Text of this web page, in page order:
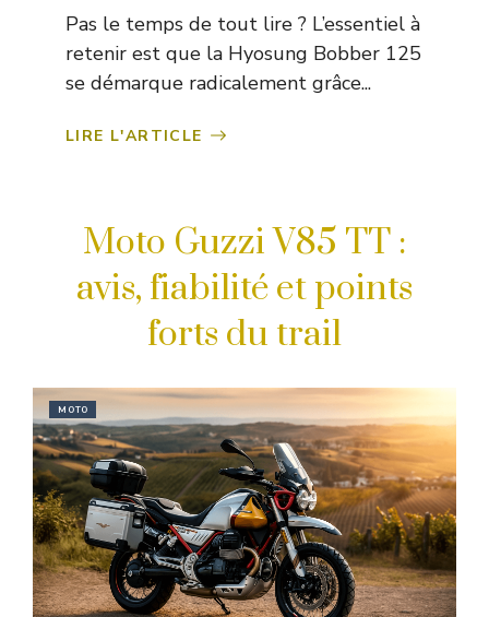
Pas le temps de tout lire ? L’essentiel à
retenir est que la Hyosung Bobber 125
se démarque radicalement grâce...
LIRE L'ARTICLE
Moto Guzzi V85 TT :
avis, fiabilité et points
forts du trail
MOTO